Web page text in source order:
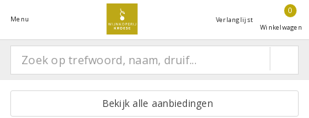
Menu Verlanglijst
0
Winkelwagen
Bekijk alle aanbiedingen